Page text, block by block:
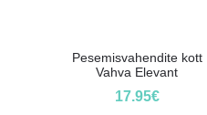
Pesemisvahendite kott
Vahva Elevant
17.95€